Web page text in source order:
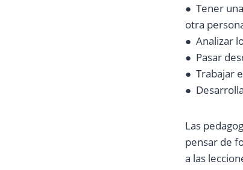
● Tener
otra
● Analizar
● Pasar
● Trabajar
●
Las
pensar de
a las